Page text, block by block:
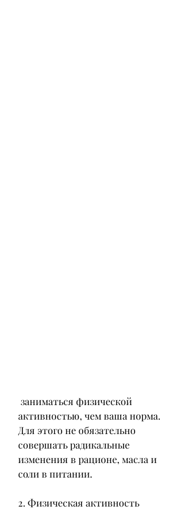
активностью, чем ваша норма.
Для этого не обязательно
совершать радикальные
изменения в рационе, масла и
соли в питании.
2. Физическая активность